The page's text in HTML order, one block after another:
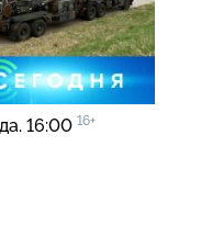
16:00 16+